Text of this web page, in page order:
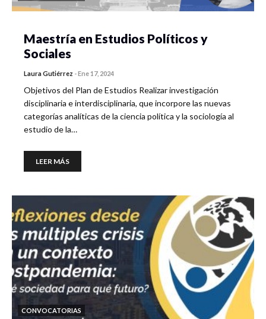
Maestría en Estudios Políticos y
Sociales
Laura Gutiérrez -Ene 17, 2024
Objetivos del Plan de Estudios Realizar investigación
disciplinaria e interdisciplinaria, que incorpore las nuevas
categorías analíticas de la ciencia política y la sociología al
estudio de la…
LEER MÁS
CONVOCATORIAS